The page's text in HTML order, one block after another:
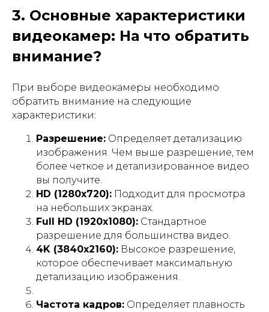
3. Основные характеристики
видеокамер: На что обратить
внимание?
При выборе видеокамеры необходимо
обратить внимание на следующие
характеристики:
Разрешение: Определяет детализацию
изображения. Чем выше разрешение, тем
более четкое и детализированное видео
вы получите.
HD (1280x720): Подходит для просмотра
на небольших экранах.
Full HD (1920x1080): Стандартное
разрешение для большинства видео.
4K (3840x2160): Высокое разрешение,
которое обеспечивает максимальную
детализацию изображения.
Частота кадров: Определяет плавность